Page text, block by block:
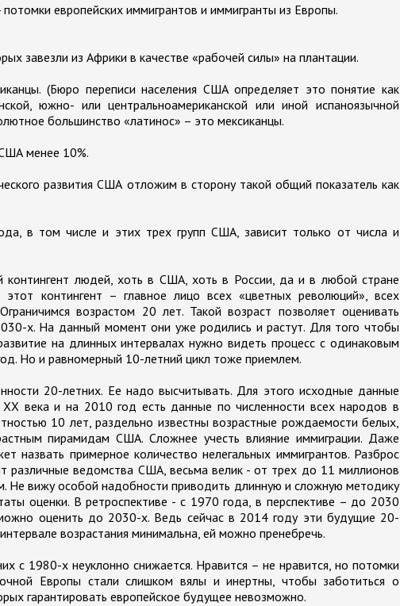
европейских иммигрантов и иммигранты из Европы.
завезли из Африки в качестве «рабочей силы» на плантации.
(Бюро переписи населения США определяет это понятие как
южно- или центральноамериканской или иной испаноязычной
большинство «латинос» – это мексиканцы.
менее 10%.
развития США отложим в сторону такой общий показатель как
в том числе и этих трех групп США, зависит только от числа и
людей, хоть в США, хоть в России, да и в любой стране
контингент – главное лицо всех «цветных революций», всех
возрастом 20 лет. Такой возраст позволяет оценивать
х. На данный момент они уже родились и растут. Для того чтобы
на длинных интервалах нужно видеть процесс с одинаковым
Но и равномерный 10-летний цикл тоже приемлем.
20-летних. Ее надо высчитывать. Для этого исходные данные
века и на 2010 год есть данные по численности всех народов в
10 лет, раздельно известны возрастные рождаемости белых,
пирамидам США. Сложнее учесть влияние иммиграции. Даже
назвать примерное количество нелегальных иммигрантов. Разброс
различные ведомства США, весьма велик - от трех до 11 миллионов
Не вижу особой надобности приводить длинную и сложную методику
оценки. В ретроспективе - с 1970 года, в перспективе – до 2030
оценить до 2030-х. Ведь сейчас в 2014 году эти будущие 20-
возрастания минимальна, ей можно пренебречь.
с 1980-х неуклонно снижается. Нравится – не нравится, но потомки
Европы стали слишком вялы и инертны, чтобы заботиться о
гарантировать европейское будущее невозможно.